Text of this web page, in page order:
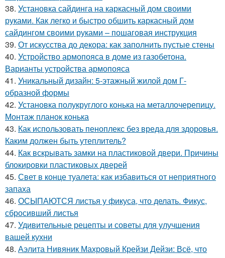
38. Установка сайдинга на каркасный дом своими
руками. Как легко и быстро обшить каркасный дом
сайдингом своими руками – пошаговая инструкция
39. От искусства до декора: как заполнить пустые стены
40. Устройство армопояса в доме из газобетона.
Варианты устройства армопояса
41. Уникальный дизайн: 5-этажный жилой дом Г-
образной формы
42. Установка полукруглого конька на металлочерепицу.
Монтаж планок конька
43. Как использовать пеноплекс без вреда для здоровья.
Каким должен быть утеплитель?
44. Как вскрывать замки на пластиковой двери. Причины
блокировки пластиковых дверей
45. Свет в конце туалета: как избавиться от неприятного
запаха
46. ОСЫПАЮТСЯ листья у фикуса, что делать. Фикус,
сбросивший листья
47. Удивительные рецепты и советы для улучшения
вашей кухни
48. Аэлита Нивяник Махровый Крейзи Дейзи: Всё, что